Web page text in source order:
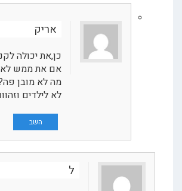
אריק
כן,את יכולה לקנות לו
אם את ממש לא אוהבת אותו!!
מה לא מובן פה???
לא לילדים וזהווו!!
ל